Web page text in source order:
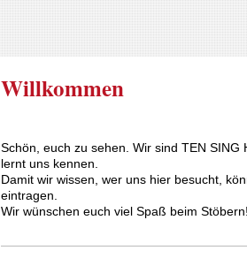
Willkommen
Schön, euch zu sehen. Wir sind TEN
lernt uns kennen.
Damit wir wissen, wer uns hier besucht,
eintragen.
Wir wünschen euch viel Spaß beim Stöbern!